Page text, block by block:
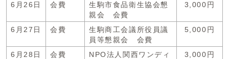
6月26日 会費
生駒市食品衛生協会懇
親会 会費
3,000円
6月27日 会費
生駒商工会議所役員議
員等懇親会 会費
5,000円
6月28日 会費
NPO法人関西ワンディ
3,000円